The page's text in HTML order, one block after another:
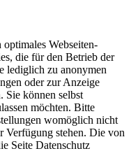
Webseiten-
die für den Betrieb der
lediglich zu anonymen
oder zur Anzeige
Sie können selbst
möchten. Bitte
womöglich nicht
Verfügung stehen. Die von
Seite Datenschutz